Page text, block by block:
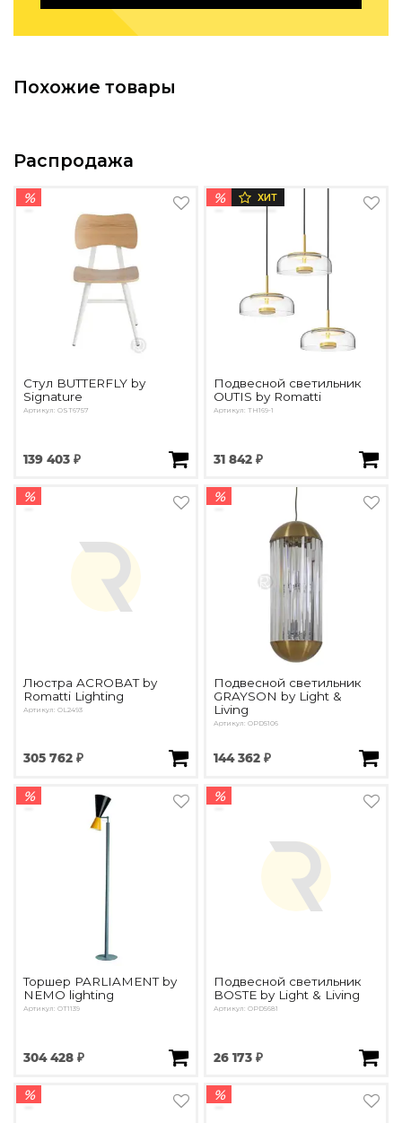
Подбор, производство и комплектация по вашему
Реализованные проекты
Похожие товары
Распродажа
%
Стул BUTTERFLY by
Signature
Артикул: OST6757
139 403 ₽
% ХИТ
Подвесной светильник
OUTIS by Romatti
Артикул: TH169-1
31 842 ₽
%
Люстра ACROBAT by
Romatti Lighting
Артикул: OL2493
305 762 ₽
%
Подвесной светильник
GRAYSON by Light &
Living
Артикул: OPD5106
144 362 ₽
%
Торшер PARLIAMENT by
NEMO lighting
Артикул: OT1139
304 428 ₽
%
Подвесной светильник
BOSTE by Light & Living
Артикул: OPD5681
26 173 ₽
% %